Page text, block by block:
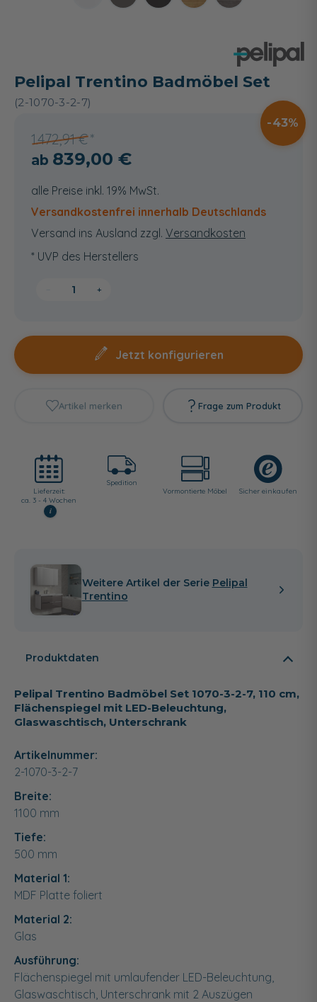
Pelipal Trentino Badmöbel Set
(2-1070-3-2-7)
1.472,91 €
43
839,00 €
alle Preise inkl. 19% MwSt.
Versandkostenfrei innerhalb Deutschlands
Versand ins Ausland zzgl. Versandkosten
* UVP des Herstellers
+
Jetzt konfigurieren
Artikel merken Frage zum Produkt
Lieferzeit:
ca. 3 - 4 Wochen
i
Spedition
Vormontierte Möbel
Sicher einkaufen
Weitere Artikel der Serie Pelipal
Trentino
Produktdaten
Pelipal Trentino Badmöbel Set 1070-3-2-7, 110 cm,
Flächenspiegel mit LED-Beleuchtung,
Glaswaschtisch, Unterschrank
Artikelnummer:
2-1070-3-2-7
Breite:
1100 mm
Tiefe:
500 mm
Material 1:
MDF Platte foliert
Material 2:
Glas
Ausführung:
Flächenspiegel mit umlaufender LED-Beleuchtung,
Glaswaschtisch, Unterschrank mit 2 Auszügen